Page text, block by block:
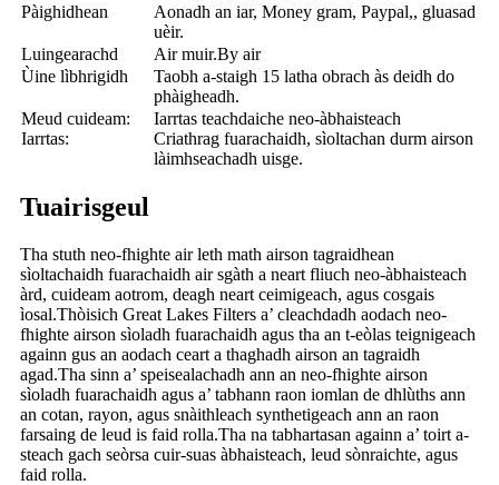
Pàighidhean
Aonadh an iar, Money gram, Paypal,, gluasad
uèir.
Luingearachd
Air muir.By air
Ùine lìbhrigidh
Taobh a-staigh 15 latha obrach às deidh do
phàigheadh.
Meud cuideam:
Iarrtas:
Iarrtas teachdaiche neo-àbhaisteach
Criathrag fuarachaidh, sìoltachan durm airson
làimhseachadh uisge.
Tuairisgeul
Tha stuth neo-fhighte air leth math airson tagraidhean
sìoltachaidh fuarachaidh air sgàth a neart fliuch neo-àbhaisteach
àrd, cuideam aotrom, deagh neart ceimigeach, agus cosgais
ìosal.Thòisich Great Lakes Filters a’ cleachdadh aodach neo-
fhighte airson sìoladh fuarachaidh agus tha an t-eòlas teignigeach
againn gus an aodach ceart a thaghadh airson an tagraidh
agad.Tha sinn a’ speisealachadh ann an neo-fhighte airson
sìoladh fuarachaidh agus a’ tabhann raon iomlan de dhlùths ann
an cotan, rayon, agus snàithleach synthetigeach ann an raon
farsaing de leud is faid rolla.Tha na tabhartasan againn a’ toirt a-
steach gach seòrsa cuir-suas àbhaisteach, leud sònraichte, agus
faid rolla.